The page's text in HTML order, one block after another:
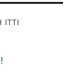
ITTI